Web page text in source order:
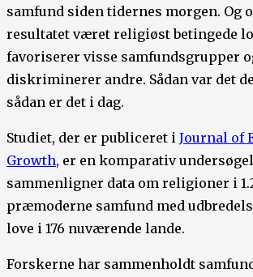
samfund siden tidernes morgen. Og
resultatet været religiøst betingede
favoriserer visse samfundsgrupper
diskriminerer andre. Sådan var det
sådan er det i dag.
Studiet, der er publiceret i Journal of
Growth, er en komparativ
sammenligner data om religioner i
præmoderne samfund med
love i 176 nuværende lande.
Forskerne har sammenholdt